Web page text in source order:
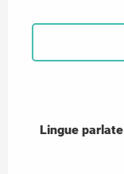
Lingue parlate
Lingue parlate